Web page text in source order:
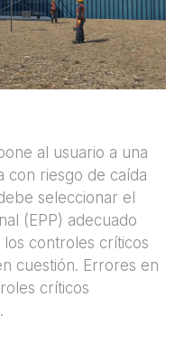
al usuario a una
con riesgo de caída
seleccionar el
(EPP) adecuado
los controles críticos
cuestión. Errores en
críticos